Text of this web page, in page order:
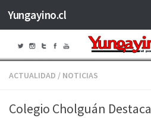
Saltar al contenido
Yungayino.cl
ACTUALIDAD / NOTICIAS
Colegio Cholguán